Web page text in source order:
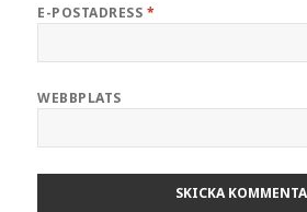
E-POSTADRESS *
WEBBPLATS